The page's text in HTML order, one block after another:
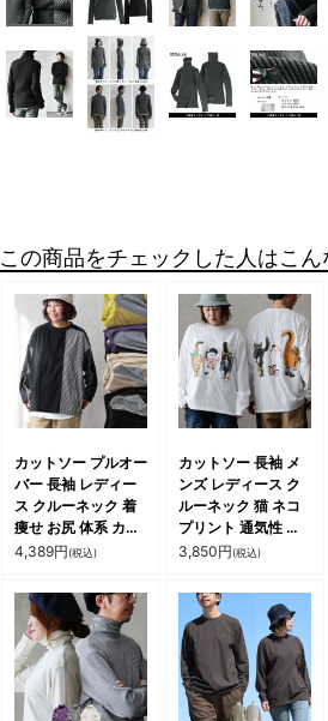
この商品をチェックした人はこ
カットソー プルオー
バー 長袖 レディー
ス クルーネック 着
痩せ お尻 体系 カバ
ー 配色 異素材切り
トン 天竺 ストライ
プ 伸縮性 しっかり
丈夫 重ね着 ゆった
り 大きいサイズ カ
ジュアル パティ
4,389円(税込)
カットソー 長袖 メ
ンズ レディース ク
ルーネック 猫 ネコ
プリント 通気性 軽
い 涼しい 袖リブ 大
ル パティ
3,850円(税込)